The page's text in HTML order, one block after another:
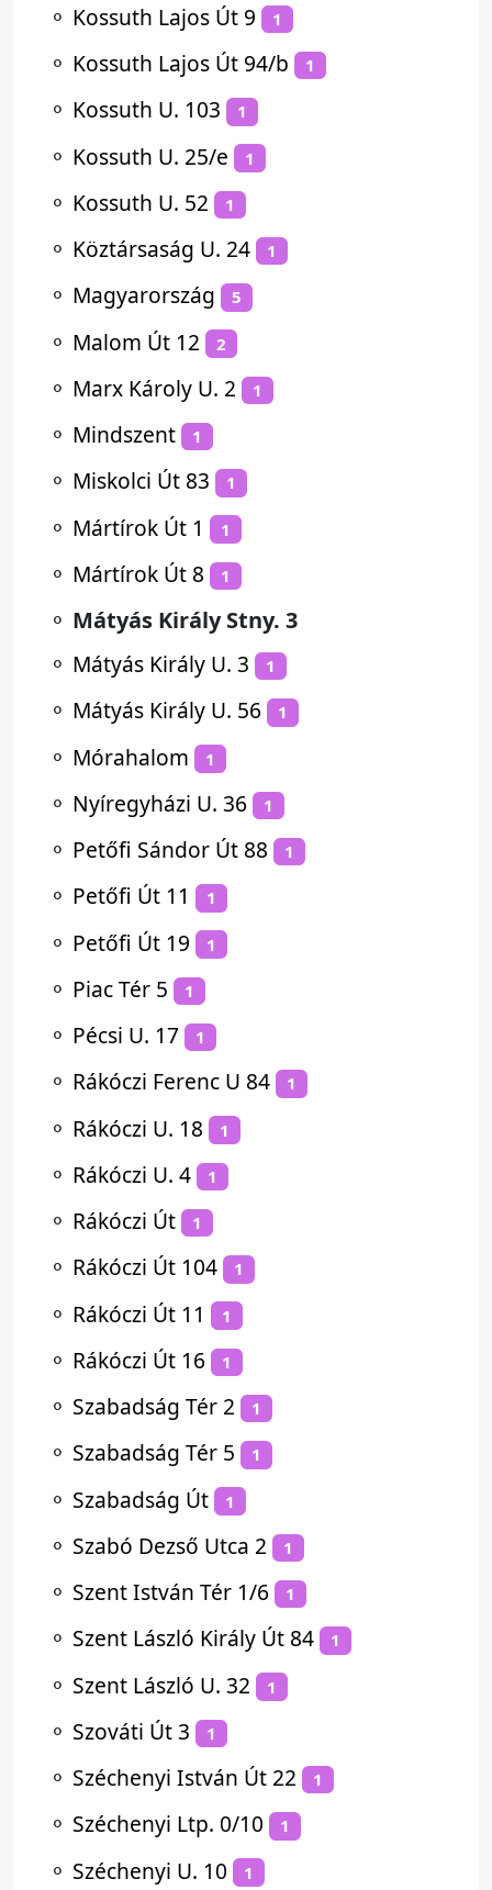
⚬ Kossuth Lajos Út 9 1
⚬ Kossuth Lajos Út 94/b 1
⚬ Kossuth U. 103 1
⚬ Kossuth U. 25/e 1
⚬ Kossuth U. 52 1
⚬ Köztársaság U. 24 1
⚬ Magyarország 5
⚬ Malom Út 12 2
⚬ Marx Károly U. 2 1
⚬ Mindszent 1
⚬ Miskolci Út 83 1
⚬ Mártírok Út 1 1
⚬ Mártírok Út 8 1
⚬ Mátyás Király Stny. 3
⚬ Mátyás Király U. 3 1
⚬ Mátyás Király U. 56 1
⚬ Mórahalom 1
⚬ Nyíregyházi U. 36 1
⚬ Petőfi Sándor Út 88 1
⚬ Petőfi Út 11 1
⚬ Petőfi Út 19 1
⚬ Piac Tér 5 1
⚬ Pécsi U. 17 1
⚬ Rákóczi Ferenc U 84 1
⚬ Rákóczi U. 18 1
⚬ Rákóczi U. 4 1
⚬ Rákóczi Út 1
⚬ Rákóczi Út 104 1
⚬ Rákóczi Út 11 1
⚬ Rákóczi Út 16 1
⚬ Szabadság Tér 2 1
⚬ Szabadság Tér 5 1
⚬ Szabadság Út 1
⚬ Szabó Dezső Utca 2 1
⚬ Szent István Tér 1/6 1
⚬ Szent László Király Út 84 1
⚬ Szent László U. 32 1
⚬ Szováti Út 3 1
⚬ Széchenyi István Út 22 1
⚬ Széchenyi Ltp. 0/10 1
⚬ Széchenyi U. 10 1